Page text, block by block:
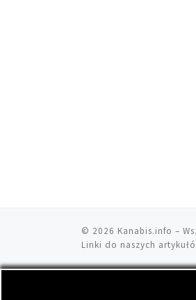
© 2026 Kanabis.info –
Linki do naszych